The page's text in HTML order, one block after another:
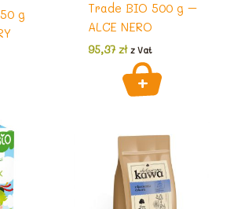
g
Trade BIO 500 g –
ALCE NERO
95,37zł z Vat